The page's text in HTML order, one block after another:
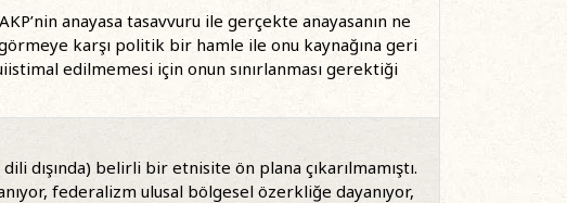
anayasa tasavvuru ile gerçekte anayasanın ne
karşı politik bir hamle ile onu kaynağına geri
edilmemesi için onun sınırlanması gerektiği
dışında) belirli bir etnisite ön plana çıkarılmamıştı.
federalizm ulusal bölgesel özerkliğe dayanıyor,